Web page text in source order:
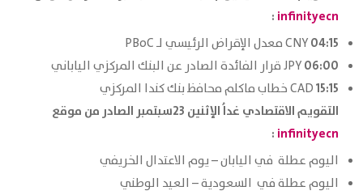
infinityecn
:
04:15
06:00
15:15
التقويم الاقتصادي غداُ الإثنين 23سبتمبر الصادر من موقع
infinityecn
:
اليوم عطلة في اليابان – يوم الاعتدال الخريفي
اليوم عطلة في السعودية – العيد الوطني